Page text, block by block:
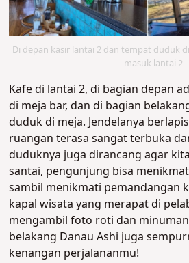
Di depan kasir lantai 2 dan tempat duduk
masuk lantai 2
Kafedi lantai 2, di bagian depan
di meja bar, dan di bagian
duduk di meja. Jendelanya
ruangan terasa sangat terbuka
duduknya juga dirancang agar
santai, pengunjung bisa
sambil menikmati pemandangan
kapal wisata yang merapat di
mengambil foto roti dan
belakang Danau Ashi juga
kenangan perjalananmu!